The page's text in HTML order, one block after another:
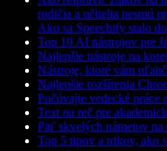
rodičia a učitelia nesmú
Ako sa Speechify stalo
Top 10 AI nástrojov pre
Najlepšie nástroje na
Nástroje, ktoré vám
Najlepšie rozšírenia
Počúvajte vedecké práce
Text na reč pre
Päť skvelých námetov
Top 5 tipov a trikov, ako